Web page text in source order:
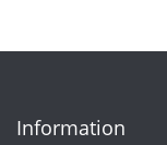
Information